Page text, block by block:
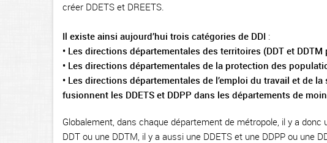
créer DDETS et DREETS.
Il existe ainsi aujourd’hui trois catégories de DDI :
• Les directions départementales des territoires (DDT et
• Les directions départementales de la protection des
• Les directions départementales de l’emploi du travail et de la
fusionnent les DDETS et DDPP dans les départements de
Globalement, dans chaque département de métropole, il y a donc
DDT ou une DDTM, il y a aussi une DDETS et une DDPP ou une